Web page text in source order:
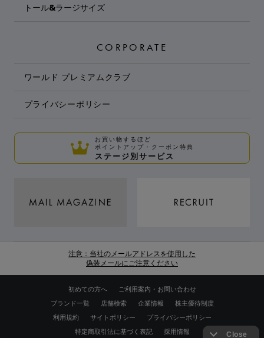
トール&ラージサイズ
CORPORATE
ワールド プレミアムクラブ
プライバシーポリシー
お買い物するほど
ポイントアップ・クーポン特典
ステージ別サービス
注意：当社のメールアドレスを使用した
偽装メールにご注意ください
初めての方へ
ご利用案内・お問い合わせ
ブランド一覧
店舗検索 企業情報
株主優待制度
利用規約
サイトポリシー
プライバシーポリシー
特定商取引法に基づく表記
採用情報